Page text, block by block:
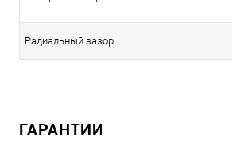
Радиальный зазор
ГАРАНТИИ